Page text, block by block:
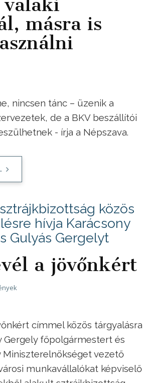
valaki
másra is
nincsen tánc – üzenik a
de a BKV beszállítói
- írja a Népszava.
közös
hívja Karácsony
Gulyás Gergelyt
a jövőnkért
címmel közös tárgyalásra
Gergely főpolgármestert és
Miniszterelnökséget vezető
munkavállalókat képviselő